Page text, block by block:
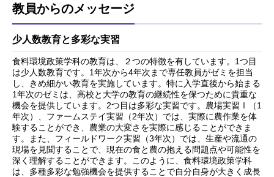
教員からのメッセージ
少人数教育と多彩な実習
食料環境政策学科の教育は、２つの特徴を有しています。1つ目
は少人数教育です。1年次から4年次まで専任教員がゼミを担当
し、きめ細かい教育を実施しています。特に入学直後から始まる
1年次のゼミは、高校と大学の教育の継続性を保つために貴重な
機会を提供しています。2つ目は多彩な実習です。農場実習Ⅰ（1
年次）、ファームステイ実習（2年次）では、実際に農作業を体
験することができ、農業の大変さを実際に感じることができま
す。また、フィールドワーク実習（3年次）では、生産や流通の
現場を見聞することで、現在の食と農の抱える問題点や可能性を
深く理解することができます。このように、食料環境政策学科
は、多種多彩な勉強機会を提供することで自分自身が大きく成長